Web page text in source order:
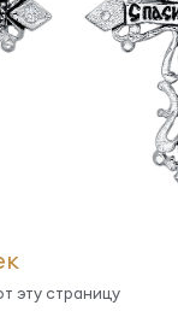
эту страницу